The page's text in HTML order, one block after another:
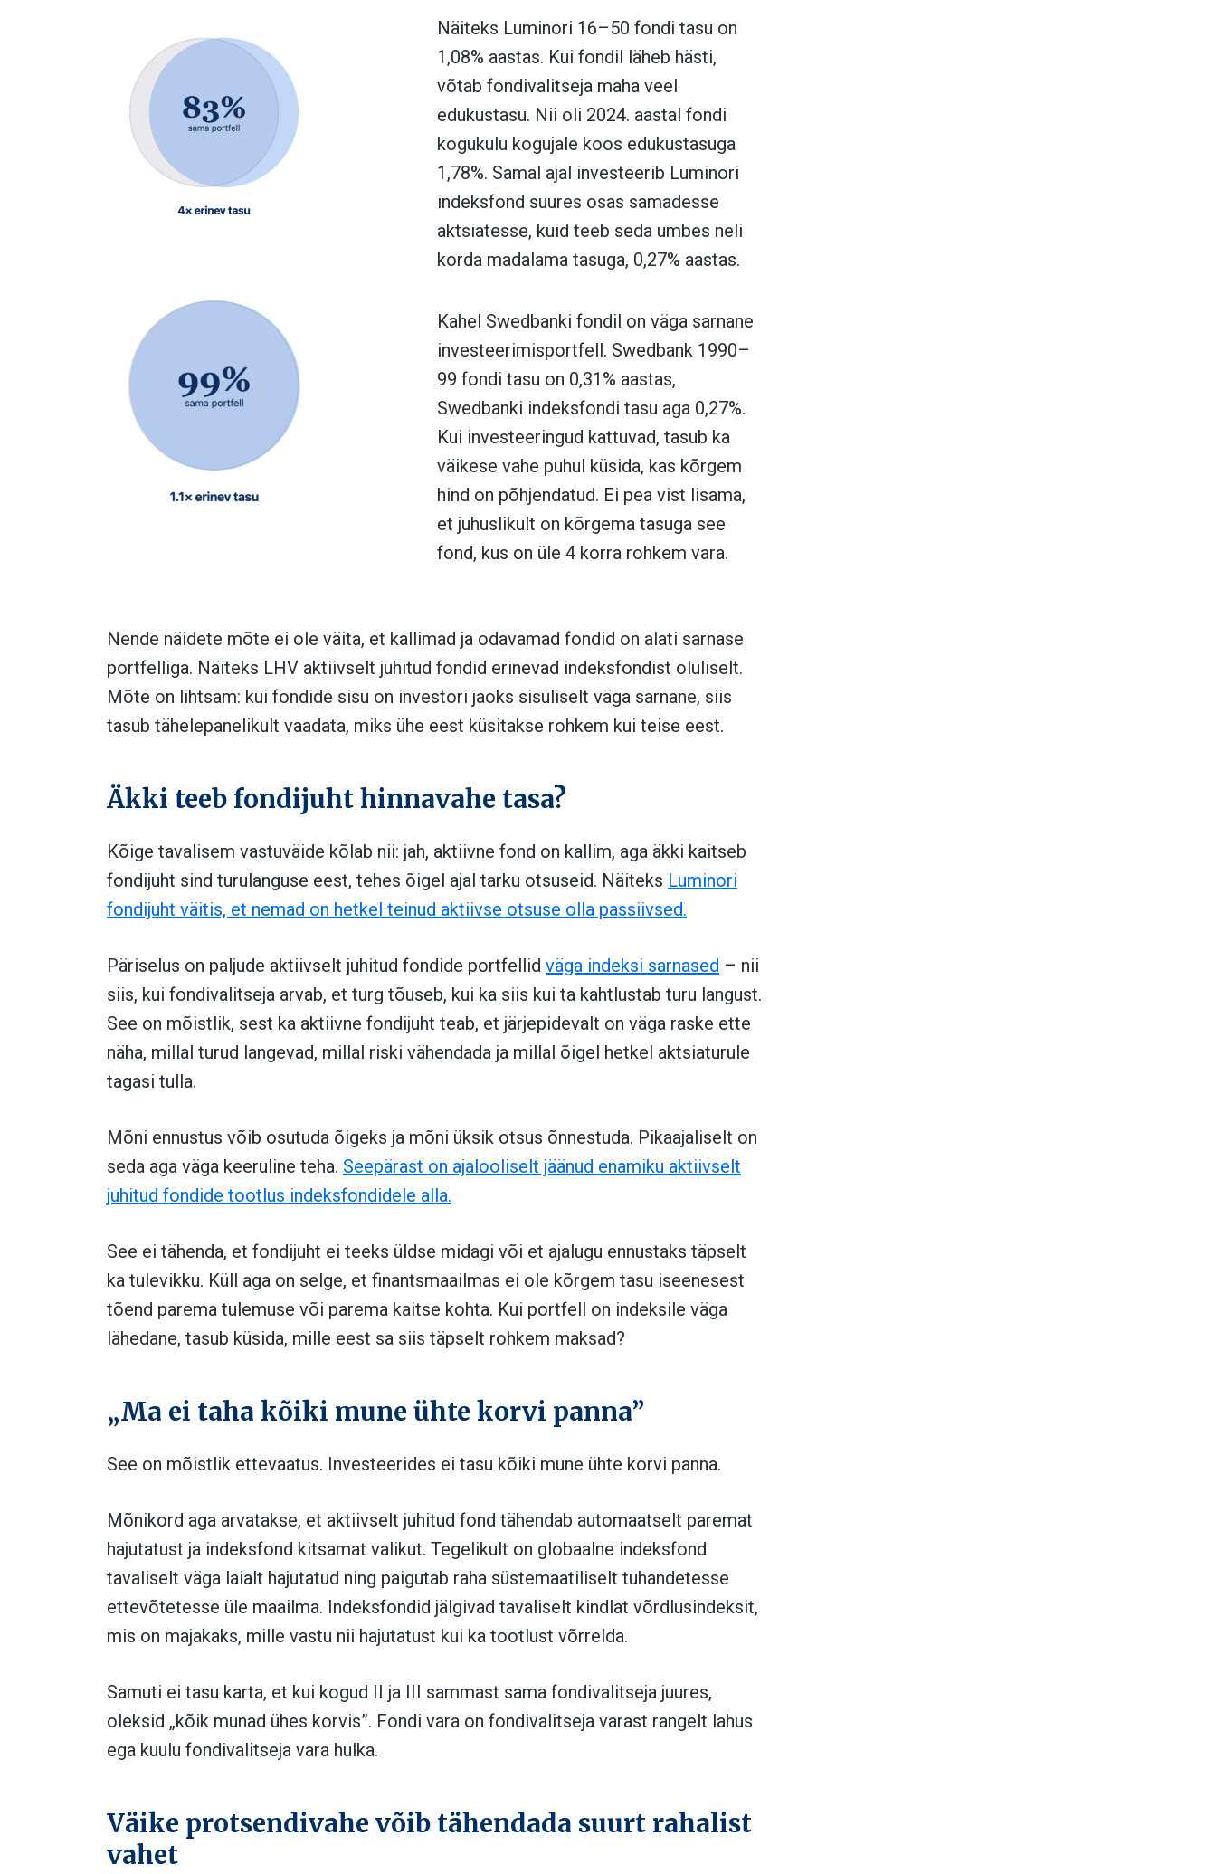
Näiteks Luminori 16–50 fondi tasu on
1,08% aastas. Kui fondil läheb hästi,
võtab fondivalitseja maha veel
edukustasu. Nii oli 2024. aastal fondi
kogukulu kogujale koos edukustasuga
1,78%. Samal ajal investeerib Luminori
indeksfond suures osas samadesse
aktsiatesse, kuid teeb seda umbes neli
korda madalama tasuga, 0,27% aastas.
Kahel Swedbanki fondil on väga sarnane
investeerimisportfell. Swedbank 1990–
99 fondi tasu on 0,31% aastas,
Swedbanki indeksfondi tasu aga 0,27%.
Kui investeeringud kattuvad, tasub ka
väikese vahe puhul küsida, kas kõrgem
hind on põhjendatud. Ei pea vist lisama,
et juhuslikult on kõrgema tasuga see
fond, kus on üle 4 korra rohkem vara.
Nende näidete mõte ei ole väita, et kallimad ja odavamad fondid on alati sarnase
portfelliga. Näiteks LHV aktiivselt juhitud fondid erinevad indeksfondist oluliselt.
Mõte on lihtsam: kui fondide sisu on investori jaoks sisuliselt väga sarnane, siis
tasub tähelepanelikult vaadata, miks ühe eest küsitakse rohkem kui teise eest.
Äkki teeb fondijuht hinnavahe tasa?
Kõige tavalisem vastuväide kõlab nii: jah, aktiivne fond on kallim, aga äkki kaitseb
fondijuht sind turulanguse eest, tehes õigel ajal tarku otsuseid. Näiteks Luminori
fondijuht väitis, et nemad on hetkel teinud aktiivse otsuse olla passiivsed.
Päriselus on paljude aktiivselt juhitud fondide portfellid väga indeksi sarnased – nii
siis, kui fondivalitseja arvab, et turg tõuseb, kui ka siis kui ta kahtlustab turu langust.
See on mõistlik, sest ka aktiivne fondijuht teab, et järjepidevalt on väga raske ette
näha, millal turud langevad, millal riski vähendada ja millal õigel hetkel aktsiaturule
tagasi tulla.
Mõni ennustus võib osutuda õigeks ja mõni üksik otsus õnnestuda. Pikaajaliselt on
seda aga väga keeruline teha. Seepärast on ajalooliselt jäänud enamiku aktiivselt
juhitud fondide tootlus indeksfondidele alla.
See ei tähenda, et fondijuht ei teeks üldse midagi või et ajalugu ennustaks täpselt
ka tulevikku. Küll aga on selge, et finantsmaailmas ei ole kõrgem tasu iseenesest
tõend parema tulemuse või parema kaitse kohta. Kui portfell on indeksile väga
lähedane, tasub küsida, mille eest sa siis täpselt rohkem maksad?
„Ma ei taha kõiki mune ühte korvi panna”
See on mõistlik ettevaatus. Investeerides ei tasu kõiki mune ühte korvi panna.
Mõnikord aga arvatakse, et aktiivselt juhitud fond tähendab automaatselt paremat
hajutatust ja indeksfond kitsamat valikut. Tegelikult on globaalne indeksfond
tavaliselt väga laialt hajutatud ning paigutab raha süstemaatiliselt tuhandetesse
ettevõtetesse üle maailma. Indeksfondid jälgivad tavaliselt kindlat võrdlusindeksit,
mis on majakaks, mille vastu nii hajutatust kui ka tootlust võrrelda.
Samuti ei tasu karta, et kui kogud II ja III sammast sama fondivalitseja juures,
oleksid „kõik munad ühes korvis”. Fondi vara on fondivalitseja varast rangelt lahus
ega kuulu fondivalitseja vara hulka.
Väike protsendivahe võib tähendada suurt rahalist
vahet